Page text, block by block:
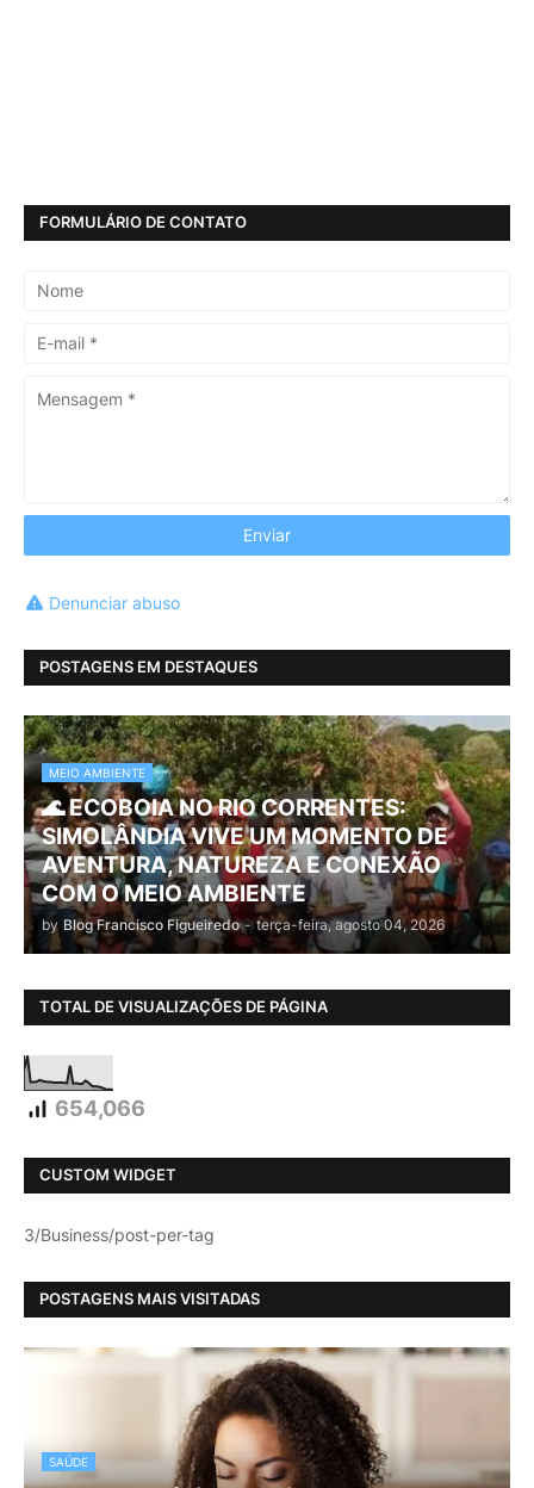
FORMULÁRIO DE CONTATO
Denunciar abuso
POSTAGENS EM DESTAQUES
MEIO AMBIENTE
🌊 ECOBOIA NO RIO CORRENTES:
SIMOLÂNDIA VIVE UM MOMENTO DE
AVENTURA, NATUREZA E CONEXÃO
COM O MEIO AMBIENTE
by Blog Francisco Figueiredo - terça-feira, agosto 04, 2026
TOTAL DE VISUALIZAÇÕES DE PÁGINA
654,066
CUSTOM WIDGET
3/Business/post-per-tag
POSTAGENS MAIS VISITADAS
SAÚDE